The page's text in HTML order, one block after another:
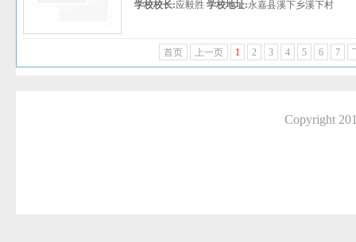
学校校长:应毅胜 学校地址:永嘉县溪下乡溪下村
首页 上一页 1 2 3 4 5 6 7
Copyright